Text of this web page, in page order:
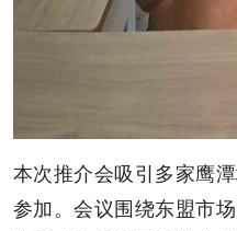
本次推介会吸引多家鹰
参加。会议围绕东盟市